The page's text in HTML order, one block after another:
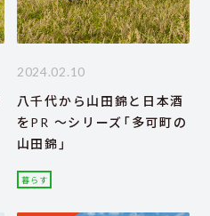
2024.02.10
八千代から山田錦と日本酒
をPR ～シリーズ「多可町の
山田錦」
暮らす